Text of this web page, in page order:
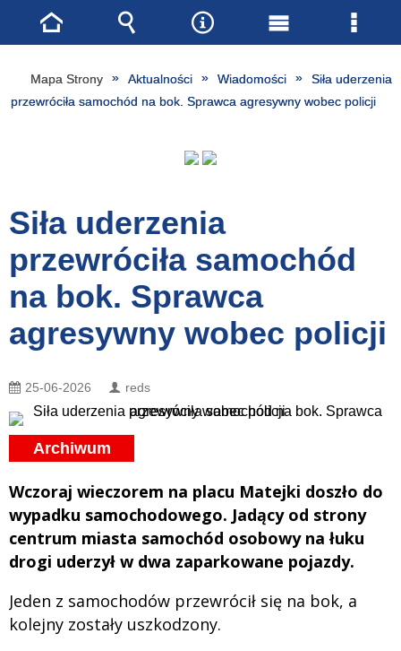
Mapa Strony Aktualności Wiadomości
Siła uderzenia
przewróciła samochód na bok. Sprawca agresywny wobec policji
Siła uderzenia
przewróciła samochód
na bok. Sprawca
agresywny wobec policji
25-06-2026 reds
Archiwum
Wczoraj wieczorem na placu Matejki doszło do
wypadku samochodowego. Jadący od strony
centrum miasta samochód osobowy na łuku
drogi uderzył w dwa zaparkowane pojazdy.
Jeden z samochodów przewrócił się na bok, a
kolejny zostały uszkodzony.
Strona
główna
Wyszukiwarka
NarzędziaMenu
główne
Menu